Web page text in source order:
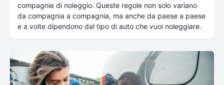
compagnie di noleggio. Queste regole non solo variano
da compagnia a compagnia, ma anche da paese a paese
e a volte dipendono dal tipo di auto che vuoi noleggiare.